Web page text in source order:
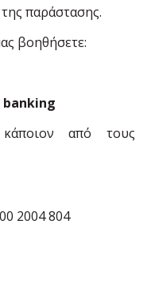
παράστασης.
βοηθήσετε:
banking
από τους
2004 804